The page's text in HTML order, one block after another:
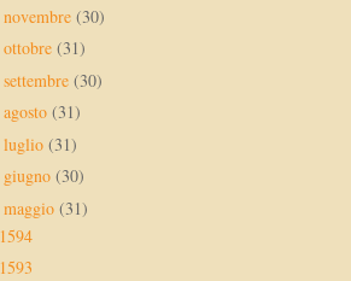
novembre (30)
ottobre (31)
settembre (30)
agosto (31)
luglio (31)
giugno (30)
maggio (31)
1594
1593